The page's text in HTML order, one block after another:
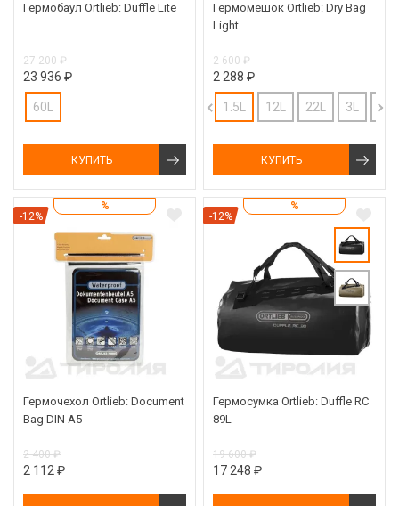
Гермобаул Ortlieb: Duffle Lite
27 200 ₽
23 936 ₽
60L
КУПИТЬ
Гермомешок Ortlieb: Dry Bag
Light
2 600 ₽
2 288 ₽
1.5L 12L 22L 3L 7L
КУПИТЬ
%
-12%
Гермочехол Ortlieb: Document
Bag DIN A5
2 400 ₽
2 112 ₽
%
-12%
Гермосумка Ortlieb: Duffle RC
89L
19 600 ₽
17 248 ₽